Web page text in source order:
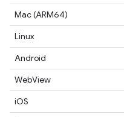
Mac (ARM64)
Linux
Android
WebView
iOS